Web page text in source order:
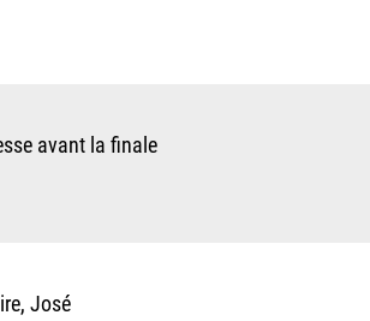
avant la finale
José